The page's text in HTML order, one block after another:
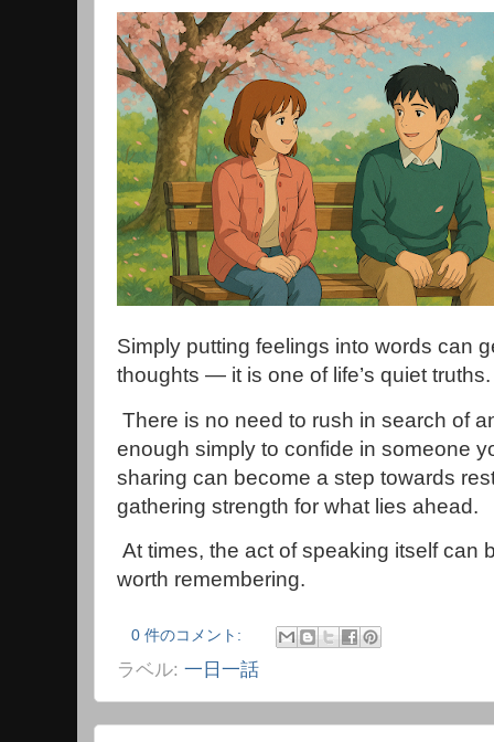
Simply putting feelings into words can
thoughts — it is one of life’s quiet truths.
There is no need to rush in search of
enough simply to confide in someone
sharing can become a step towards
gathering strength for what lies ahead.
At times, the act of speaking itself can
worth remembering.
0 件のコメント:
ラベル: 一日一話